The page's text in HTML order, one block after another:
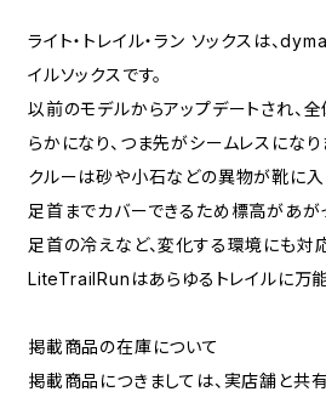
ライト・トレイル・ラン ソックスは、
イルソックスです。
以前のモデルからアップデートされ、全
らかになり、つま先がシームレスになり
クルーは砂や小石などの異物が靴に入
足首までカバーできるため標高があが
足首の冷えなど、変化する環境にも対
LiteTrailRunはあらゆるトレイルに万能
掲載商品の在庫について
掲載商品につきましては、実店舗と共有